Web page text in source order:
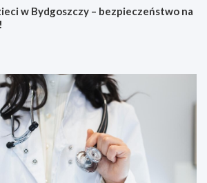
w Bydgoszczy – bezpieczeństwo na